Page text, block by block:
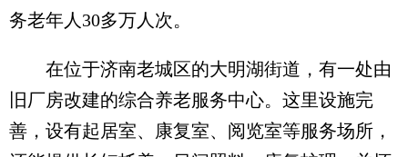
务老年人30多万人次。
在位于济南老城区的大明湖街道，有一处由
旧厂房改建的综合养老服务中心。这里设施完
善，设有起居室、康复室、阅览室等服务场所，